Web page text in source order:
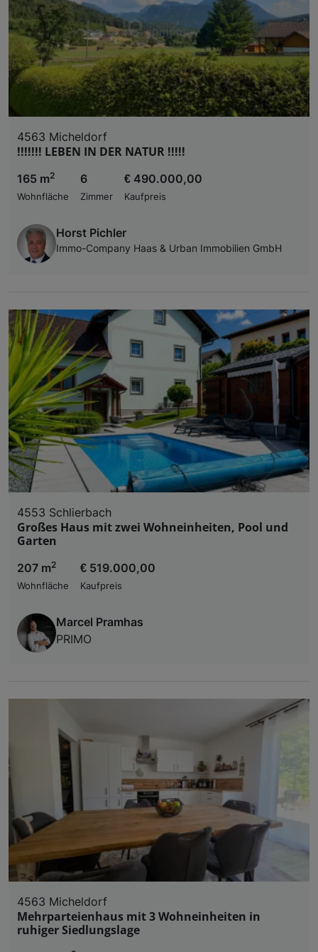
4563 Micheldorf
!!!!!!! LEBEN IN DER NATUR !!!!!
165 m2
Wohnfläche
6
Zimmer
€ 490.000,00
Kaufpreis
Horst Pichler
Immo-Company Haas & Urban Immobilien GmbH
4553 Schlierbach
Großes Haus mit zwei Wohneinheiten, Pool und
Garten
207 m2
Wohnfläche
€ 519.000,00
Kaufpreis
Marcel Pramhas
PRIMO
4563 Micheldorf
Mehrparteienhaus mit 3 Wohneinheiten in
ruhiger Siedlungslage